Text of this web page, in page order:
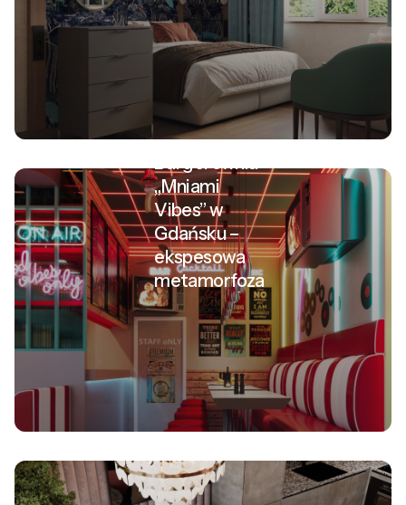
Burgerownia
„Mniami
Vibes” w
Gdańsku –
ekspesowa
metamorfoza